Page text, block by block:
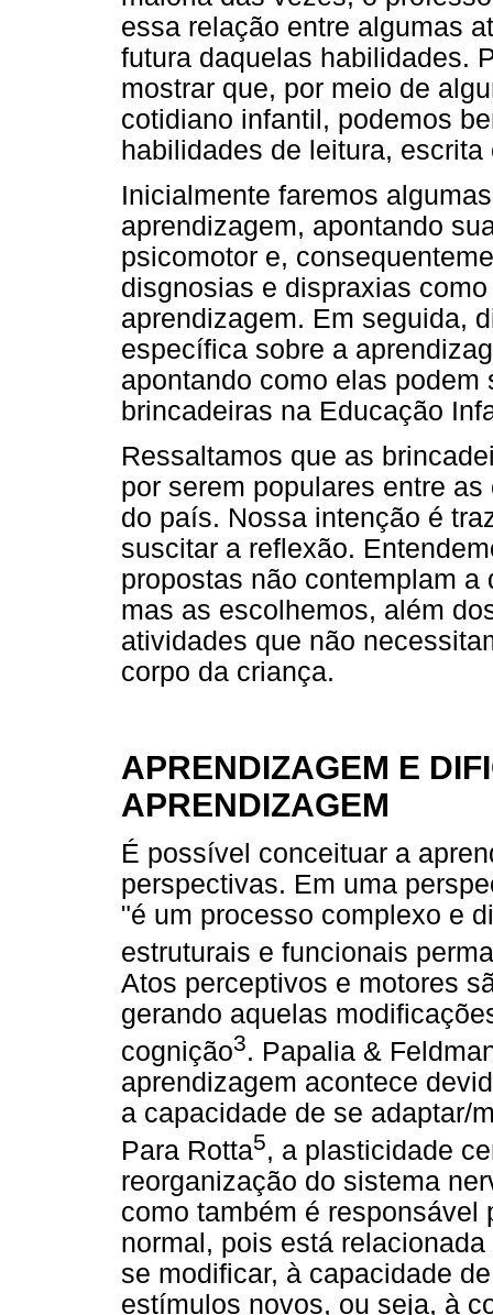
essa relação entre algumas
futura daquelas habilidades.
mostrar que, por meio de
cotidiano infantil, podemos
habilidades de leitura, escrita
Inicialmente faremos
aprendizagem, apontando
psicomotor e,
disgnosias e dispraxias
aprendizagem. Em seguida,
específica sobre a
apontando como elas
brincadeiras na Educação
Ressaltamos que as
por serem populares entre
do país. Nossa intenção é
suscitar a reflexão.
propostas não contemplam
mas as escolhemos, além
atividades que não
corpo da criança.
APRENDIZAGEM E
APRENDIZAGEM
É possível conceituar a
perspectivas. Em uma
"é um processo complexo e
estruturais e funcionais
Atos perceptivos e motores
gerando aquelas
cognição3. Papalia &
aprendizagem acontece
a capacidade de se adaptar/
Para Rotta5, a plasticidade
reorganização do sistema
como também é
normal, pois está
se modificar, à capacidade
estímulos novos, ou seja, à